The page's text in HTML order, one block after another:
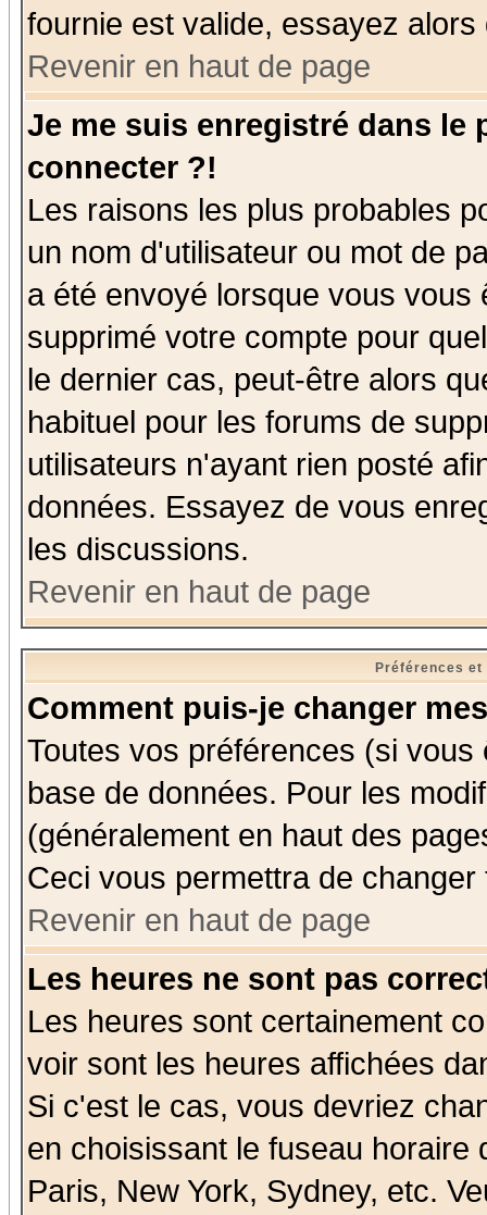
fournie est valide, essayez
Revenir en haut de page
Je me suis enregistré dans le
connecter ?!
Les raisons les plus probables
un nom d'utilisateur ou mot de
a été envoyé lorsque vous
supprimé votre compte pour
le dernier cas, peut-être alors
habituel pour les forums de
utilisateurs n'ayant rien posté
données. Essayez de vous
les discussions.
Revenir en haut de page
Préférences
Comment puis-je changer
Toutes vos préférences (si
base de données. Pour les
(généralement en haut des
Ceci vous permettra de
Revenir en haut de page
Les heures ne sont pas
Les heures sont certainement
voir sont les heures affichées
Si c'est le cas, vous devriez
en choisissant le fuseau
Paris, New York, Sydney, etc.